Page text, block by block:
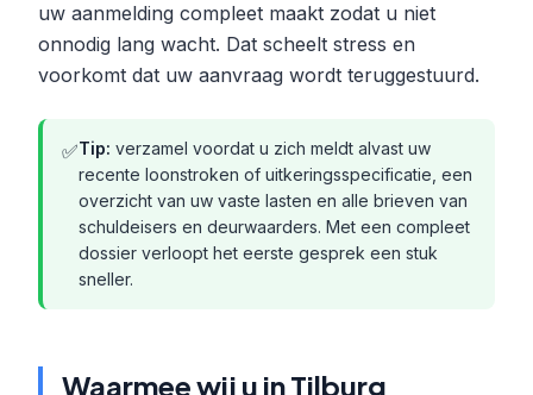
uw aanmelding compleet maakt zodat u niet
onnodig lang wacht. Dat scheelt stress en
voorkomt dat uw aanvraag wordt teruggestuurd.
✅Tip: verzamel voordat u zich meldt alvast uw
recente loonstroken of uitkeringsspecificatie, een
overzicht van uw vaste lasten en alle brieven van
schuldeisers en deurwaarders. Met een compleet
dossier verloopt het eerste gesprek een stuk
sneller.
Waarmee wij u in Tilburg